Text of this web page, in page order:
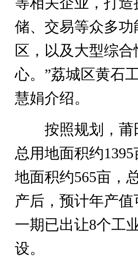
储、交易等众多
区，以及大型综
心。”荔城区黄石
慧娟介绍。
按照规划，莆
总用地面积约
地面积约565亩，
产后，预计年产
一期已出让8个工
设。